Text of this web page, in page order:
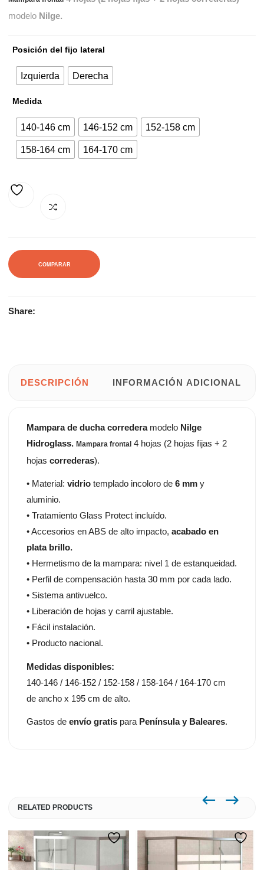
modelo Nilge.
Posición del fijo lateral
Izquierda Derecha
Medida
140-146 cm 146-152 cm 152-158 cm
158-164 cm 164-170 cm
COMPARAR
Share:
DESCRIPCIÓN INFORMACIÓN ADICIONAL
Mampara de ducha correderamodelo Nilge
Hidroglass. Mampara frontal 4 hojas (2 hojas fijas + 2
hojascorrederas).
• Material:vidrio templado incoloro de 6 mm y
aluminio.
• Tratamiento Glass Protect incluído.
• Accesorios en ABS de alto impacto,acabado en
plata brillo.
• Hermetismo de la mampara: nivel 1 de estanqueidad.
• Perfil de compensación hasta 30 mm por cada lado.
• Sistema antivuelco.
• Liberación de hojas y carril ajustable.
• Fácil instalación.
• Producto nacional.
Medidas disponibles:
140-146 / 146-152 / 152-158 / 158-164 / 164-170 cm
de ancho x 195 cm de alto.
Gastos deenvío gratis para Península y Baleares.
RELATED PRODUCTS